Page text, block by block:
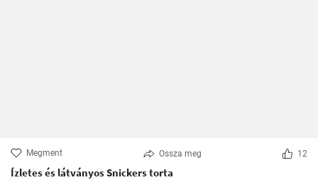
Megment Ossza meg 12
Ízletes és látványos Snickers torta